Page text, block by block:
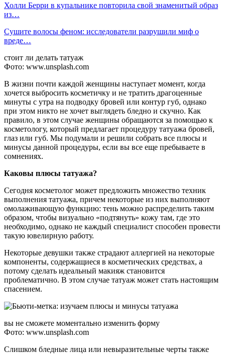
Холли Берри в купальнике повторила свой знаменитый образ
из…
Сушите волосы феном: исследователи разрушили миф о
вреде…
стоит ли делать татуаж
Фото: www.unsplash.com
В жизни почти каждой женщины наступает момент, когда
хочется выбросить косметичку и не тратить драгоценные
минуты с утра на подводку бровей или контур губ, однако
при этом никто не хочет выглядеть бледно и скучно. Как
правило, в этом случае женщины обращаются за помощью к
косметологу, который предлагает процедуру татуажа бровей,
глаз или губ. Мы подумали и решили собрать все плюсы и
минусы данной процедуры, если вы все еще пребываете в
сомнениях.
Каковы плюсы татуажа?
Сегодня косметолог может предложить множество техник
выполнения татуажа, причем некоторые из них выполняют
омолаживающую функцию: тень можно распределить таким
образом, чтобы визуально «подтянуть» кожу там, где это
необходимо, однако не каждый специалист способен провести
такую ювелирную работу.
Некоторые девушки также страдают аллергией на некоторые
компоненты, содержащиеся в косметических средствах, а
потому сделать идеальный макияж становится
проблематично. В этом случае татуаж может стать настоящим
спасением.
вы не сможете моментально изменить форму
Фото: www.unsplash.com
Слишком бледные лица или невыразительные черты также